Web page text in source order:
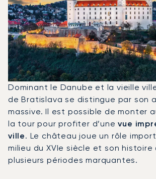
Dominant le Danube et la vieille
de Bratislava se distingue par son
massive. Il est possible de monter
la tour pour profiter d’unevue
ville. Le château joue un rôle
milieu du XVIe siècle et son histoire
plusieurs périodes marquantes.